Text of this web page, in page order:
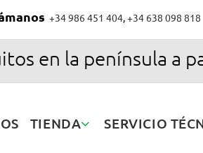
+34 986 451 404,+34 638 098 818
en la península a
TIENDA SERVICIO